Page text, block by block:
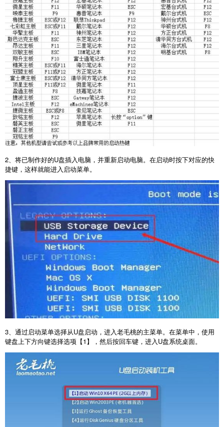
2、将已制作好的U盘插入电脑，并重新启动电脑。在启动时按下对应的快
捷键，这样就能进入启动菜单。
3 、通过启动菜单选择从U盘启动，进入老毛桃的主菜单。在菜单中，使用
键盘上下方向键选择选项【1】，然后按回车键，进入 U盘系统桌面。